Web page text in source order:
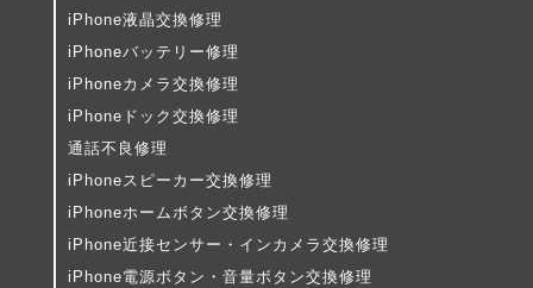
iPhone液晶交換修理
iPhoneバッテリー修理
iPhoneカメラ交換修理
iPhoneドック交換修理
通話不良修理
iPhoneスピーカー交換修理
iPhoneホームボタン交換修理
iPhone近接センサー・インカメラ交換修理
iPhone電源ボタン・音量ボタン交換修理